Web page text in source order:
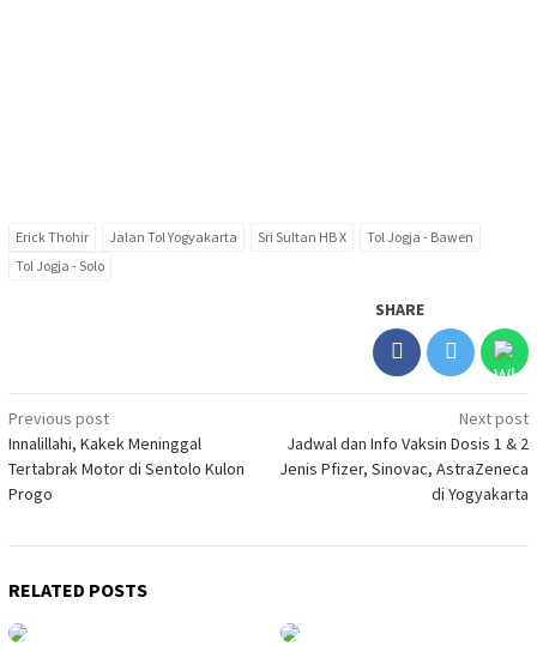
Erick Thohir Jalan Tol Yogyakarta Sri Sultan HB X
Tol Jogja - Bawen
Tol Jogja - Solo
SHARE
Post
navigation
Previous post
Innalillahi, Kakek Meninggal
Tertabrak Motor di Sentolo Kulon
Progo
Next post
Jadwal dan Info Vaksin Dosis 1 & 2
Jenis Pfizer, Sinovac, AstraZeneca
di Yogyakarta
RELATED POSTS